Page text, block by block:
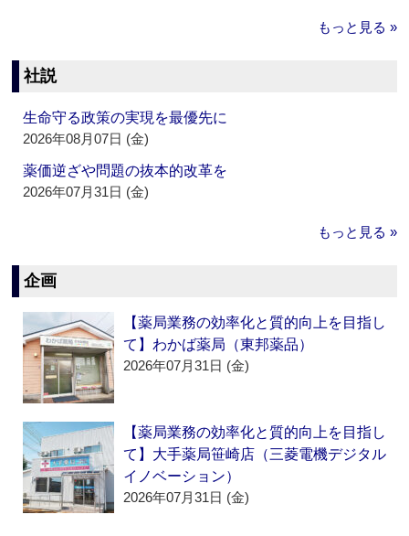
もっと見る »
社説
生命守る政策の実現を最優先に
2026年08月07日 (金)
薬価逆ざや問題の抜本的改革を
2026年07月31日 (金)
もっと見る »
企画
【薬局業務の効率化と質的向上を目指し
て】わかば薬局（東邦薬品）
2026年07月31日 (金)
【薬局業務の効率化と質的向上を目指し
て】大手薬局笹崎店（三菱電機デジタル
イノベーション）
2026年07月31日 (金)